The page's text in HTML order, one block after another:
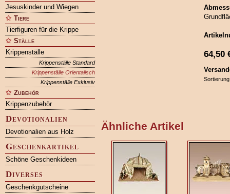
Jesuskinder und Wiegen
Tiere
Tierfiguren für die Krippe
Ställe
Krippenställe
Krippenställe Standard
Krippenställe Orientalisch
Krippenställe Exklusiv
Zubehör
Krippenzubehör
Devotionalien
Devotionalien aus Holz
Geschenkartikel
Schöne Geschenkideen
Diverses
Geschenkgutscheine
64,50
Ähnliche Artikel